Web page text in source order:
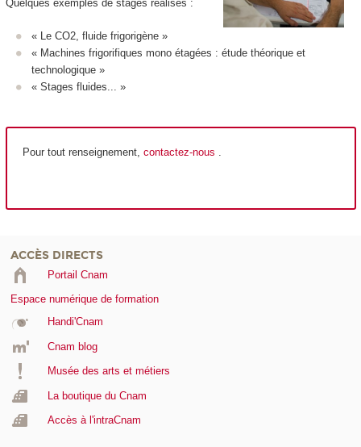
Quelques exemples de stages réalisés :
« Le CO2, fluide frigorigène »
« Machines frigorifiques mono étagées : étude théorique et
technologique »
« Stages fluides... »
Pour tout renseignement, contactez-nous .
ACCÈS DIRECTS
Portail Cnam
Espace numérique de formation
Handi'Cnam
Cnam blog
Musée des arts et métiers
La boutique du Cnam
Accès à l'intraCnam